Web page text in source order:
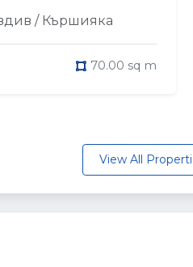
/ Кършияка
70.00 sq m
View All